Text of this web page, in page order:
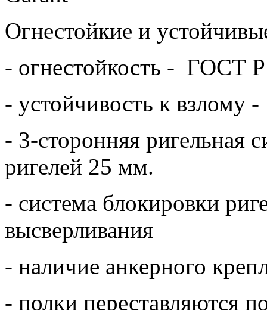
Огнестойкие и
- огнестойкость - ГОСТ
- устойчивость к
- 3-сторонняя ригельная
ригелей 25 мм.
- система блокировки
высверливания
- наличие анкерного
- полки переставляются